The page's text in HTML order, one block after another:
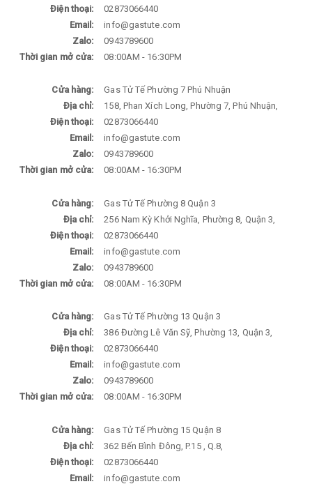
Điện thoại:
02873066440
Email:
info@gastute.com
Zalo:
0943789600
Thời gian mở cửa:
08:00AM - 16:30PM
Cửa hàng:
Gas Tử Tế Phường 7 Phú Nhuận
Địa chỉ:
158, Phan Xích Long, Phường 7, Phú Nhuận,
Điện thoại:
02873066440
Email:
info@gastute.com
Zalo:
0943789600
Thời gian mở cửa:
08:00AM - 16:30PM
Cửa hàng:
Gas Tử Tế Phường 8 Quận 3
Địa chỉ:
256 Nam Kỳ Khởi Nghĩa, Phường 8, Quận 3,
Điện thoại:
02873066440
Email:
info@gastute.com
Zalo:
0943789600
Thời gian mở cửa:
08:00AM - 16:30PM
Cửa hàng:
Gas Tử Tế Phường 13 Quận 3
Địa chỉ:
386 Đường Lê Văn Sỹ, Phường 13, Quận 3,
Điện thoại:
02873066440
Email:
info@gastute.com
Zalo:
0943789600
Thời gian mở cửa:
08:00AM - 16:30PM
Cửa hàng:
Gas Tử Tế Phường 15 Quận 8
Địa chỉ:
362 Bến Bình Đông, P.15 , Q.8,
Điện thoại:
02873066440
Email:
info@gastute.com